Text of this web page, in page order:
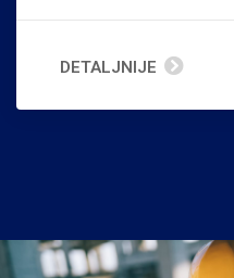
DETALJNIJE